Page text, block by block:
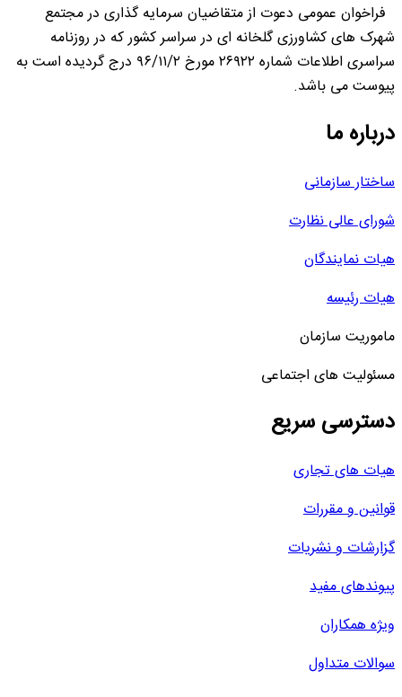
فراخوان عمومی دعوت از متقاضیان سرمایه گذاری در مجتمع
شهرک های کشاورزی گلخانه ای در سراسر کشور که در روزنامه
سراسری اطلاعات شماره ۲۶۹۲۲ مورخ ۹۶/۱۱/۲ درج گردیده است به
پیوست می باشد.
درباره ما
ساختار سازمانی
شورای عالی نظارت
هیات نمایندگان
هیات رئیسه
ماموریت سازمان
مسئولیت های اجتماعی
دسترسی سریع
هیات های تجاری
قوانین و مقررات
گزارشات و نشریات
پیوندهای مفید
ویژه همکاران
سوالات متداول